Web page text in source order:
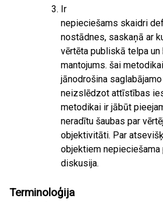
Ir
nepieciešams skaidri
nostādnes, saskaņā ar
vērtēta publiskā telpa
mantojums. šai
jānodrošina
neizslēdzot attīstības
metodikai ir jābūt
neradītu šaubas par
objektivitāti. Par
objektiem nepieciešama
diskusija.
Terminoloģija